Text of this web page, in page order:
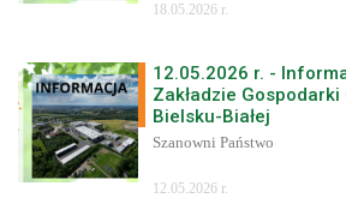
18.05.2026 r.
12.05.2026 r. -
Zakładzie Gospodarki
Bielsku-Białej
Szanowni Państwo
12.05.2026 r.